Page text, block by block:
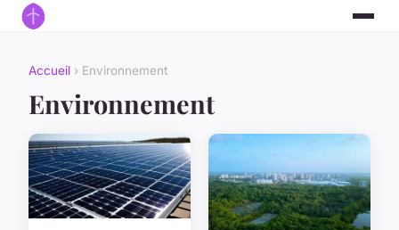
Accueil › Environnement
Environnement